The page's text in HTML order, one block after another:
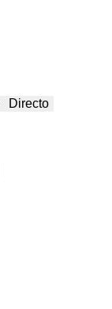
Directo